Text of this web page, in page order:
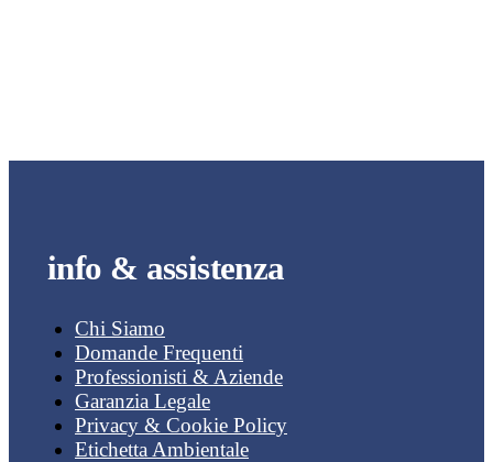
info & assistenza
Chi Siamo
Domande Frequenti
Professionisti & Aziende
Garanzia Legale
Privacy & Cookie Policy
Etichetta Ambientale